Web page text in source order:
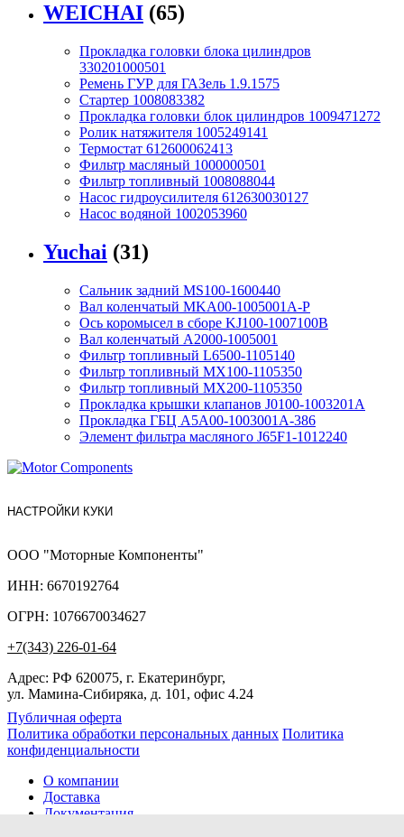
WEICHAI (65)
Прокладка головки блока цилиндров
330201000501
Ремень ГУР для ГАЗель 1.9.1575
Стартер 1008083382
Прокладка головки блок цилиндров 1009471272
Ролик натяжителя 1005249141
Термостат 612600062413
Фильтр масляный 1000000501
Фильтр топливный 1008088044
Насос гидроусилителя 612630030127
Насос водяной 1002053960
Yuchai (31)
Сальник задний MS100-1600440
Вал коленчатый MKA00-1005001A-P
Ось коромысел в сборе KJ100-1007100B
Вал коленчатый A2000-1005001
Фильтр топливный L6500-1105140
Фильтр топливный MX100-1105350
Фильтр топливный MX200-1105350
Прокладка крышки клапанов J0100-1003201A
Прокладка ГБЦ A5A00-1003001A-386
Элемент фильтра масляного J65F1-1012240
НАСТРОЙКИ КУКИ
ООО "Моторные Компоненты"
ИНН: 6670192764
ОГРН: 1076670034627
+7(343) 226-01-64
Адрес: РФ 620075, г. Екатеринбург,
ул. Мамина-Сибиряка, д. 101, офис 4.24
Публичная оферта
Политика обработки персональных данных Политика
конфиденциальности
О компании
Доставка
Документация